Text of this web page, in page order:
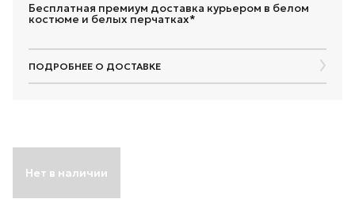
Бесплатная премиум доставка курьером в белом
костюме и белых перчатках*
ПОДРОБНЕЕ О ДОСТАВКЕ
Нет в наличии